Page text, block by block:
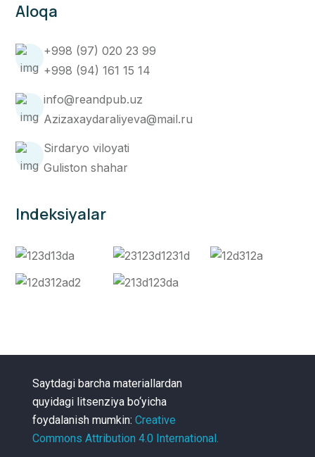
Aloqa
+998 (97) 020 23 99
+998 (94) 161 15 14
info@reandpub.uz
Azizaxaydaraliyeva@mail.ru
Sirdaryo viloyati
Guliston shahar
Indeksiyalar
Saytdagi barcha materiallardan
quyidagi litsenziya bo‘yicha
foydalanish mumkin: Creative
Commons Attribution 4.0 International.